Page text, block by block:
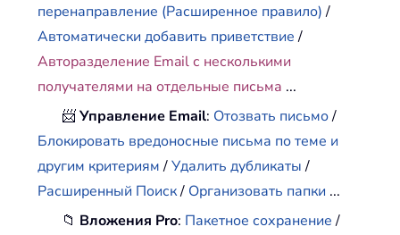
перенаправление (Расширенное правило)/
Автоматически добавить приветствие/
Авторазделение Email с несколькими
получателями на отдельные письма ...
📨Управление Email: Отозвать письмо/
Блокировать вредоносные письма по теме и
другим критериям/Удалить дубликаты/
Расширенный Поиск/ Организовать папки ...
📁 Вложения Pro: Пакетное сохранение/